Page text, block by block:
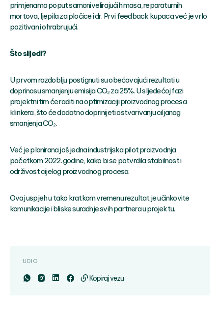
primjenama poput samonivelirajućih masa, reparaturnih
mortova, ljepila za pločice i dr. Prvi feedback kupaca već je vrlo
pozitivan i ohrabrujući.
Što slijedi?
U prvom razdoblju postignuti su obećavajući rezultati u
doprinosu smanjenju emisija CO₂ za 25%. U sljedećoj fazi
projektni tim će raditi na optimizaciji proizvodnog procesa
klinkera, što će dodatno doprinijeti ostvarivanju ciljanog
smanjenja CO₂.
Već je planirana još jedna industrijska pilot proizvodnja
početkom 2022. godine, kako bi se potvrdila stabilnost i
održivost cijelog proizvodnog procesa.
Ovaj uspjeh u tako kratkom vremenu rezultat je učinkovite
komunikacije i bliske suradnje svih partnera u projektu.
UDIO
Kopiraj vezu